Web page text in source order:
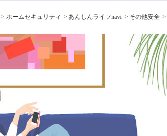
ホームセキュリティ あんしんライフnavi その他安全